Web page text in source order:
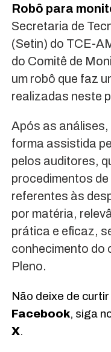
Robô para
Secretaria de
(Setin) do TCE-
do Comitê de
um robô que faz
realizadas neste
Após as
forma assistida
pelos auditores,
procedimentos
referentes às
por matéria,
prática e eficaz,
conhecimento do
Pleno.
Não deixe de
Facebook, siga
X.